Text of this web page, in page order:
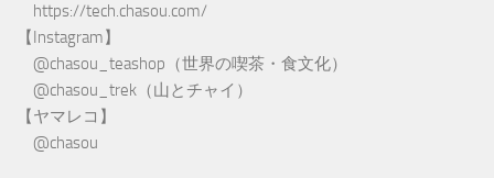
https://tech.chasou.com/
【Instagram】
@chasou_teashop （世界の喫茶・食文化）
@chasou_trek （山とチャイ）
【ヤマレコ】
@chasou